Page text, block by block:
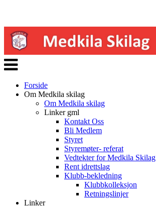
Veksle
navigasjon
Forside
Om Medkila skilag
Om Medkila skilag
Linker gml
Kontakt Oss
Bli Medlem
Styret
Styremøter- referat
Vedtekter for Medkila Skilag
Rent idrettslag
Klubb-bekledning
Klubbkolleksjon
Retningslinjer
Linker